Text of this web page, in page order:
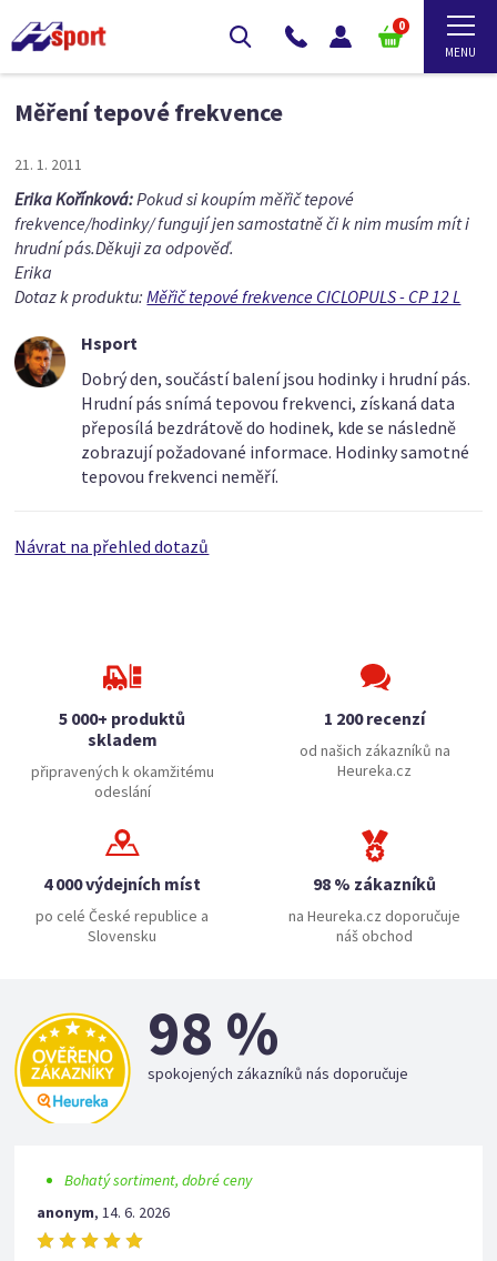
0
Měření tepové frekvence
21. 1. 2011
Erika Kořínková:Pokud si koupím měřič tepové
frekvence/hodinky/ fungují jen samostatně či k nim musím mít i
hrudní pás.Děkuji za odpověď.
Erika
Dotaz k produktu:Měřič tepové frekvence CICLOPULS - CP 12 L
Hsport
Dobrý den, součástí balení jsou hodinky i hrudní pás.
Hrudní pás snímá tepovou frekvenci, získaná data
přeposílá bezdrátově do hodinek, kde se následně
zobrazují požadované informace. Hodinky samotné
tepovou frekvenci neměří.
Návrat na přehled dotazů
5 000+ produktů
skladem
připravených k okamžitému
odeslání
1 200 recenzí
od našich zákazníků na
Heureka.cz
4 000 výdejních míst
po celé České republice a
Slovensku
98 % zákazníků
na Heureka.cz doporučuje
náš obchod
98 %
spokojených zákazníků nás doporučuje
Bohatý sortiment, dobré ceny
anonym,14. 6. 2026